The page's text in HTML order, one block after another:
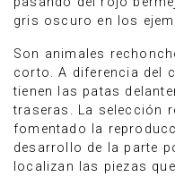
gris oscuro en los
Son animales
corto. A diferencia del
tienen las patas
traseras. La selección
fomentado la
desarrollo de la parte
localizan las piezas